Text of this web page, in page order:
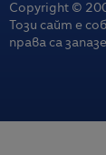
Copyright ©
Този сайт е
права са